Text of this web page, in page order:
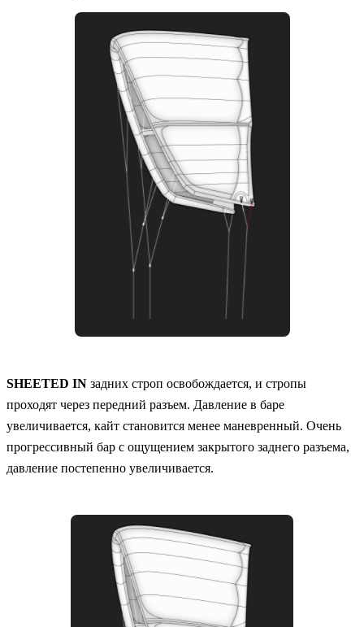
SHEETED IN задних строп освобождается, и стропы
проходят через передний разъем. Давление в баре
увеличивается, кайт становится менее маневренный. Очень
прогрессивный бар с ощущением закрытого заднего разъема,
давление постепенно увеличивается.